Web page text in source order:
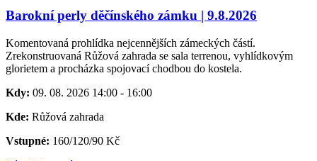
Barokní perly děčínského zámku | 9.8.2026
Komentovaná prohlídka nejcennějších zámeckých částí.
Zrekonstruovaná Růžová zahrada se sala terrenou, vyhlídkovým
glorietem a procházka spojovací chodbou do kostela.
Kdy: 09. 08. 2026 14:00 - 16:00
Kde: Růžová zahrada
Vstupné: 160/120/90 Kč